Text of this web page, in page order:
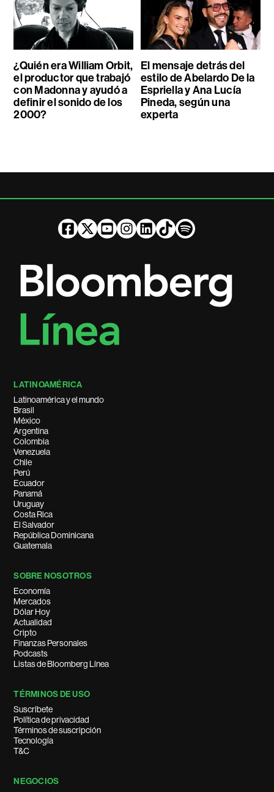
¿Quién era William Orbit,
el productor que trabajó
con Madonna y ayudó a
definir el sonido de los
2000?
El mensaje detrás del
estilo de Abelardo De la
Espriella y Ana Lucía
Pineda, según una
experta
LATINOAMÉRICA
Latinoamérica y el mundo
Brasil
México
Argentina
Colombia
Venezuela
Chile
Perú
Ecuador
Panamá
Uruguay
Costa Rica
El Salvador
República Dominicana
Guatemala
SOBRE NOSOTROS
Economía
Mercados
Dólar Hoy
Actualidad
Cripto
Finanzas Personales
Podcasts
Listas de Bloomberg Línea
TÉRMINOS DE USO
Suscríbete
Política de privacidad
Términos de suscripción
Tecnología
T&C
NEGOCIOS